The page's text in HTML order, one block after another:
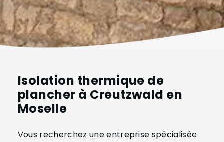
Isolation thermique de
plancher à Creutzwald en
Moselle
Vous recherchez une entreprise spécialisée